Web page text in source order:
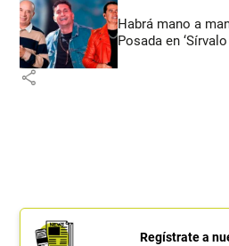
Habrá mano a
Posada en
share
Regístrate a